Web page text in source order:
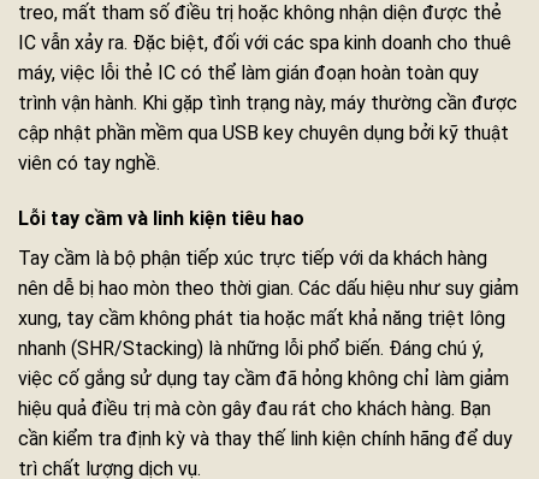
treo, mất tham số điều trị hoặc không nhận diện được thẻ
IC vẫn xảy ra. Đặc biệt, đối với các spa kinh doanh cho thuê
máy, việc lỗi thẻ IC có thể làm gián đoạn hoàn toàn quy
trình vận hành. Khi gặp tình trạng này, máy thường cần được
cập nhật phần mềm qua USB key chuyên dụng bởi kỹ thuật
viên có tay nghề.
Lỗi tay cầm và linh kiện tiêu hao
Tay cầm là bộ phận tiếp xúc trực tiếp với da khách hàng
nên dễ bị hao mòn theo thời gian. Các dấu hiệu như suy giảm
xung, tay cầm không phát tia hoặc mất khả năng triệt lông
nhanh (SHR/Stacking) là những lỗi phổ biến. Đáng chú ý,
việc cố gắng sử dụng tay cầm đã hỏng không chỉ làm giảm
hiệu quả điều trị mà còn gây đau rát cho khách hàng. Bạn
cần kiểm tra định kỳ và thay thế linh kiện chính hãng để duy
trì chất lượng dịch vụ.